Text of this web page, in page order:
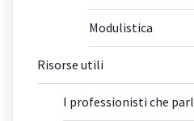
Modulistica
Risorse utili
I professionisti che